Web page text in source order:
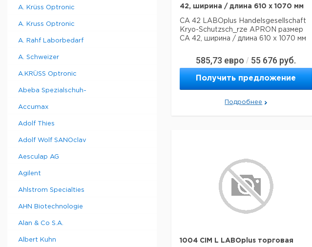
A. Krüss Optronic
A. Kruss Optronic
A. Rahf Laborbedarf
A. Schweizer
A.KRÜSS Optronic
Abeba Spezialschuh-
Accumax
Adolf Thies
Adolf Wolf SANOclav
Aesculap AG
Agilent
Ahlstrom Specialties
AHN Biotechnologie
Alan & Co S.A.
Albert Kuhn
42, ширина / длина 610 x 1070 мм
CA 42 LABOplus Handelsgesellschaft
Kryo-Schutzsch_rze APRON размер
CA 42, ширина / длина 610 x 1070 мм
585,73 евро / 55 676 руб.
Получить предложение
Подробнее
1004 CIM L LABOplus торговая